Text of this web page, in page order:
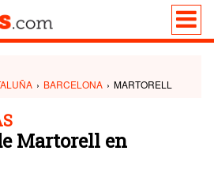
› BARCELONA › MARTORELL
Martorell en